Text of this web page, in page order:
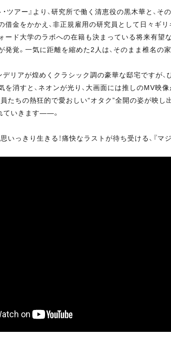
アー』より、研究所で働く清恵役の黒木華と、
金をかかえ、非正規雇用の研究員として日々ギ
ード大学のラボへの在籍も決まっている将来有
覚。一気に距離を縮めた2人は、そのまま椎名の
アが煌めくクラシック調の豪華な邸宅ですが、
消すと、ネオンが光り、大画面には推しのMV映
たちの熱狂的で愛おしい“オタク”全開の姿が映
ていきます――。
っきり生きる！痛快なラストが待ち受ける、『マ